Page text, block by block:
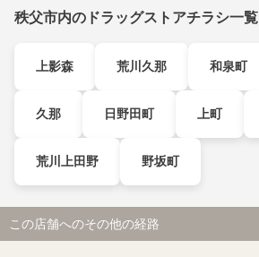
秩父市内のドラッグストアチラシ一覧
上影森 荒川久那 和泉町
久那 日野田町 上町
荒川上田野 野坂町
この店舗へのその他の経路